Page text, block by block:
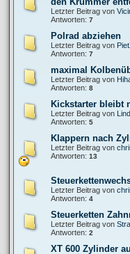
Letzter Beitrag von
Antworten: 7
Polrad abziehen
Letzter Beitrag von
Antworten: 7
maximal
Letzter Beitrag von
Antworten: 8
Kickstarter bleibt
Letzter Beitrag von
Antworten: 5
Klappern nach
Letzter Beitrag von
Antworten: 13
Letzter Beitrag von
Antworten: 4
Steuerketten
Letzter Beitrag von
Antworten: 2
XT 600 Zylinder